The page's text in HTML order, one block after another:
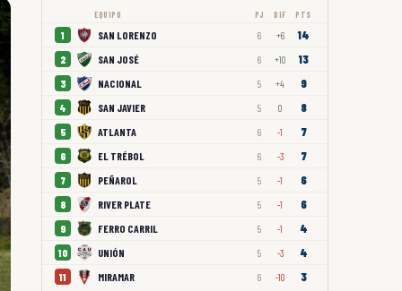
EQUIPO PJ DIF PTS
1 SAN LORENZO 6 +6 14
2 SAN JOSÉ 6 +10 13
3 NACIONAL 5 +4 9
4 SAN JAVIER 5 0 8
5 ATLANTA 6 -1 7
6 EL TRÉBOL 6 -3 7
7 PEÑAROL 5 -1 6
8 RIVER PLATE 5 -1 6
9 FERRO CARRIL 5 -1 4
10 UNIÓN 5 -3 4
11 MIRAMAR 6 -10 3